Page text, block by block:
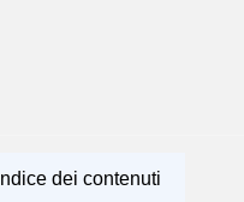
Indice dei contenuti